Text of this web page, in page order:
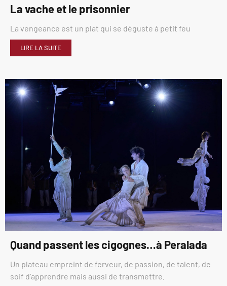
La vache et le prisonnier
La vengeance est un plat qui se déguste à petit feu
LIRE LA SUITE
Quand passent les cigognes…à Peralada
Un plateau empreint de ferveur, de passion, de talent, de
soif d’apprendre mais aussi de transmettre.